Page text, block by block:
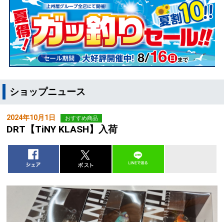
ショップニュース
2024年10月1日 おすすめ商品
DRT【TiNY KLASH】入荷